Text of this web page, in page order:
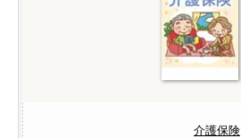
介護保険